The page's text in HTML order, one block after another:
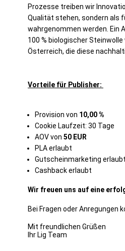
Prozesse treiben wir
Qualität stehen, sondern als
wahrgenommen werden. Ein
100 % biologischer
Österreich, die diese
Vorteile für Publisher:
Provision von 10,00 %
Cookie Laufzeit: 30 Tage
AOV von 50 EUR
PLA erlaubt
Gutscheinmarketing erlaubt
Cashback erlaubt
Wir freuen uns auf eine
Bei Fragen oder Anregungen
Mit freundlichen Grüßen
Ihr Lig Team